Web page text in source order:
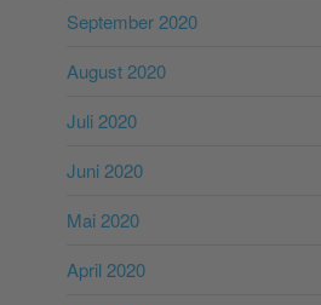
September 2020
August 2020
Juli 2020
Juni 2020
Mai 2020
April 2020